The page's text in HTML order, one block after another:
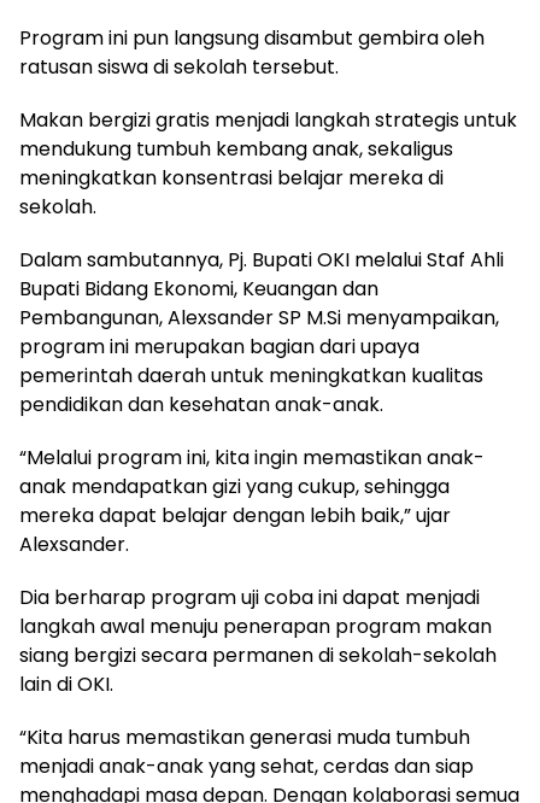
Program ini pun langsung disambut gembira oleh
ratusan siswa di sekolah tersebut.
Makan bergizi gratis menjadi langkah strategis untuk
mendukung tumbuh kembang anak, sekaligus
meningkatkan konsentrasi belajar mereka di
sekolah.
Dalam sambutannya, Pj. Bupati OKI melalui Staf Ahli
Bupati Bidang Ekonomi, Keuangan dan
Pembangunan, Alexsander SP M.Si menyampaikan,
program ini merupakan bagian dari upaya
pemerintah daerah untuk meningkatkan kualitas
pendidikan dan kesehatan anak-anak.
“Melalui program ini, kita ingin memastikan anak-
anak mendapatkan gizi yang cukup, sehingga
mereka dapat belajar dengan lebih baik,” ujar
Alexsander.
Dia berharap program uji coba ini dapat menjadi
langkah awal menuju penerapan program makan
siang bergizi secara permanen di sekolah-sekolah
lain di OKI.
“Kita harus memastikan generasi muda tumbuh
menjadi anak-anak yang sehat, cerdas dan siap
menghadapi masa depan. Dengan kolaborasi semua